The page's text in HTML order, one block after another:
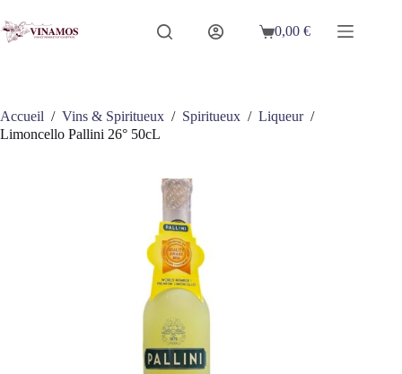
au
contenu
Panier
0,00€
Accueil / Vins & Spiritueux / Spiritueux / Liqueur /
Limoncello Pallini 26° 50cL